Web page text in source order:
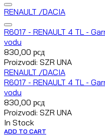
RENAULT /DACIA
R6017 - RENAULT 4 TL -
vodu
830,00 рсд
Proizvodi: SZR UNA
RENAULT /DACIA
R6017 - RENAULT 4 TL -
vodu
830,00 рсд
Proizvodi: SZR UNA
In Stock
ADD TO CART